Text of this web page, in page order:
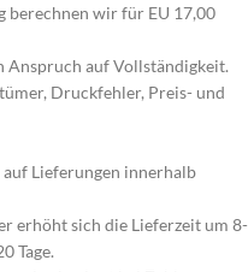
berechnen wir für EU 17,00
Anspruch auf Vollständigkeit.
Druckfehler, Preis- und
Lieferungen innerhalb
erhöht sich die Lieferzeit um 8-
Tage.